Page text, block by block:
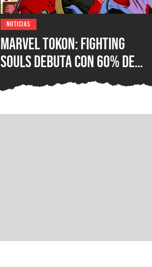
NOTICIAS
Marvel Tokon: Fighting
Souls debuta con 60% de
reseñas negativas en
Steam, ¿qué está mal con el
nuevo juego de lucha de